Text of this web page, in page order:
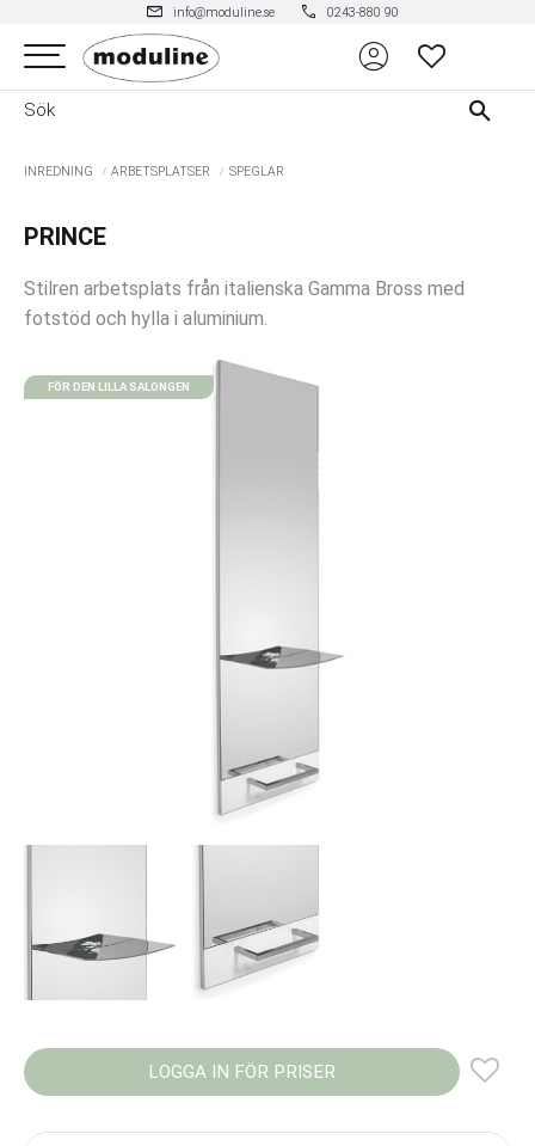
Meny
mail info@moduline.se phone 0243-880 90
account_circle FAVORITER
INREDNING ARBETSPLATSER SPEGLAR
PRINCE
Stilren arbetsplats från italienska Gamma Bross med
fotstöd och hylla i aluminium.
FÖR DEN LILLA SALONGEN
LOGGA IN FÖR PRISER